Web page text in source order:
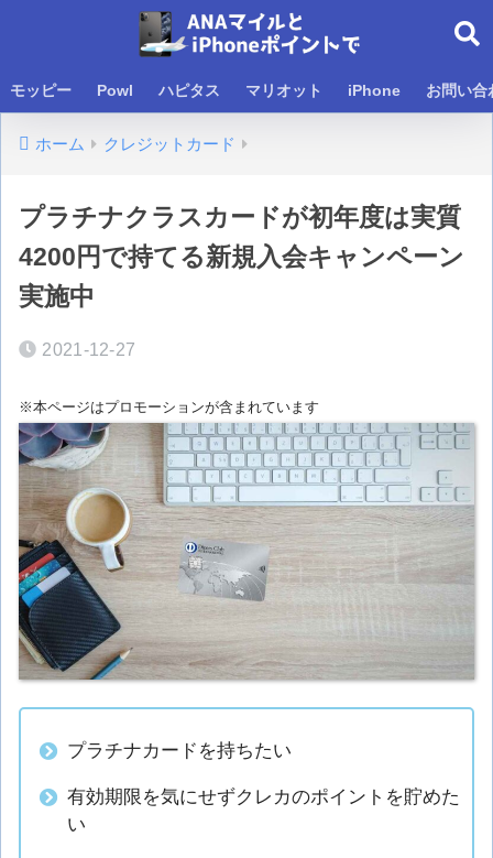
モッピー Powl ハピタス マリオット iPhone お問い合
ホーム クレジットカード
プラチナクラスカードが初年度は実質
4200円で持てる新規入会キャンペーン
実施中
2021-12-27
※本ページはプロモーションが含まれています
プラチナカードを持ちたい
有効期限を気にせずクレカのポイントを貯めた
い